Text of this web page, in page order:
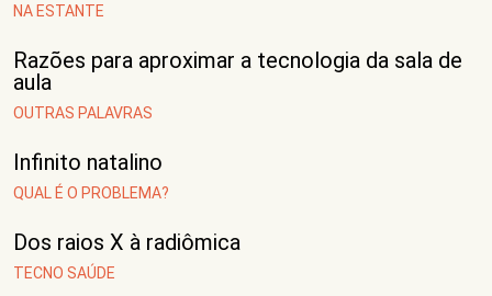
NA ESTANTE
Razões para aproximar a tecnologia da sala de
aula
OUTRAS PALAVRAS
Infinito natalino
QUAL É O PROBLEMA?
Dos raios X à radiômica
TECNO SAÚDE